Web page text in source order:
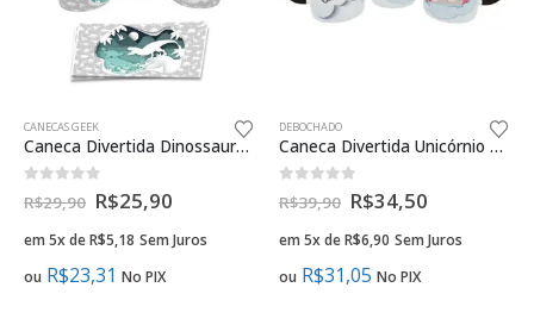
CANECAS GEEK
Caneca Divertida Dinossauro T-rex Silhueta Presente Geek
fora de 5
R$29,90 R$25,90
em 5x deR$5,18 Sem Juros
ou R$23,31 No PIX
DEBOCHADO
Caneca Divertida Unicórnio Malcriado Bom Dia é o Caralho
fora de 5
R$39,90 R$34,50
em 5x deR$6,90 Sem Juros
ou R$31,05 No PIX